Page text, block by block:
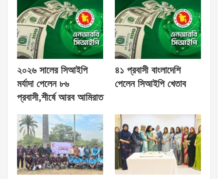
২০২৬ সালের সিআইপি
মর্যাদা পেলেন ৮৬
প্রবাসী,শীর্ষে আরব আমিরাত
৪১ প্রবাসী বাংলাদেশি
পেলেন সিআইপি খেতাব